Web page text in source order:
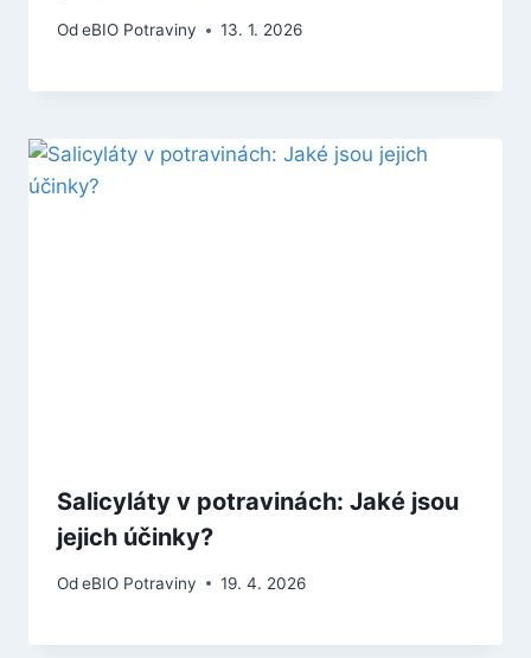
OdeBIO Potraviny 13. 1. 2026
Salicyláty v potravinách: Jaké jsou
jejich účinky?
OdeBIO Potraviny 19. 4. 2026